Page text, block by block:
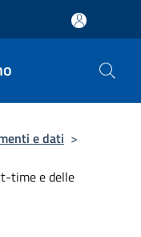
e dati >
time e delle